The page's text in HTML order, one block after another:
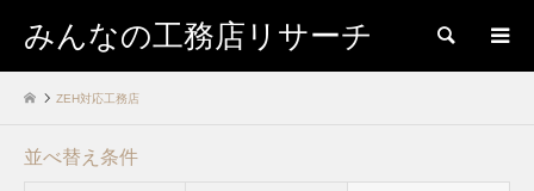
みんなの工務店リサーチ 検索
ZEH対応工務店
並べ替え条件